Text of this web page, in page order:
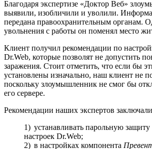
Благодаря экспертизе «Доктор Веб»
выявили, изобличили и уволили.
передана правоохранительным органам.
увольнения с работы он поменял место
Клиент получил рекомендации по
Dr.Web, которые позволят не допустить
заражения. Стоит отметить, что если бы
установлены изначально, наш клиент не
поскольку злоумышленник не смог бы
его сервере.
Рекомендации наших экспертов
устанавливать парольную
настроек Dr.Web;
в настройках компонента